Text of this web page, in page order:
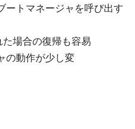
ートマネージャを呼び出す
場合の復帰も容易
の動作が少し変